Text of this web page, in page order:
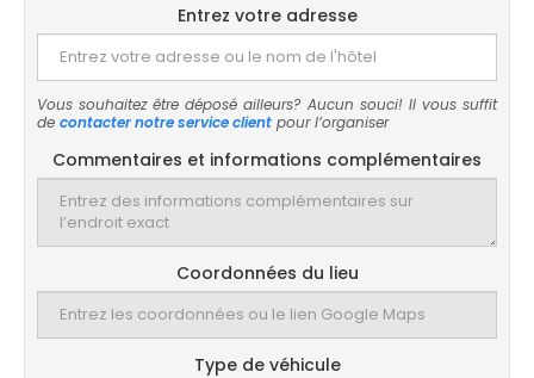
Entrez votre adresse
Vous souhaitez être déposé ailleurs? Aucun souci! Il vous suffit
de contacter notre service client pour l’organiser
Commentaires et informations complémentaires
Coordonnées du lieu
Type de véhicule